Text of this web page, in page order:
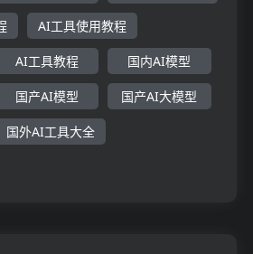
AI工具使用教程
AI工具教程 国内AI模型
国产AI模型 国产AI大模型
国外AI工具大全